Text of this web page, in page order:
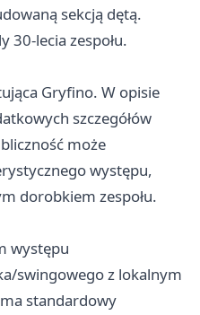
sekcją dętą.
30-lecia zespołu.
Gryfino. W opisie
szczegółów
może
występu,
dorobkiem zespołu.
występu
swingowego z lokalnym
standardowy